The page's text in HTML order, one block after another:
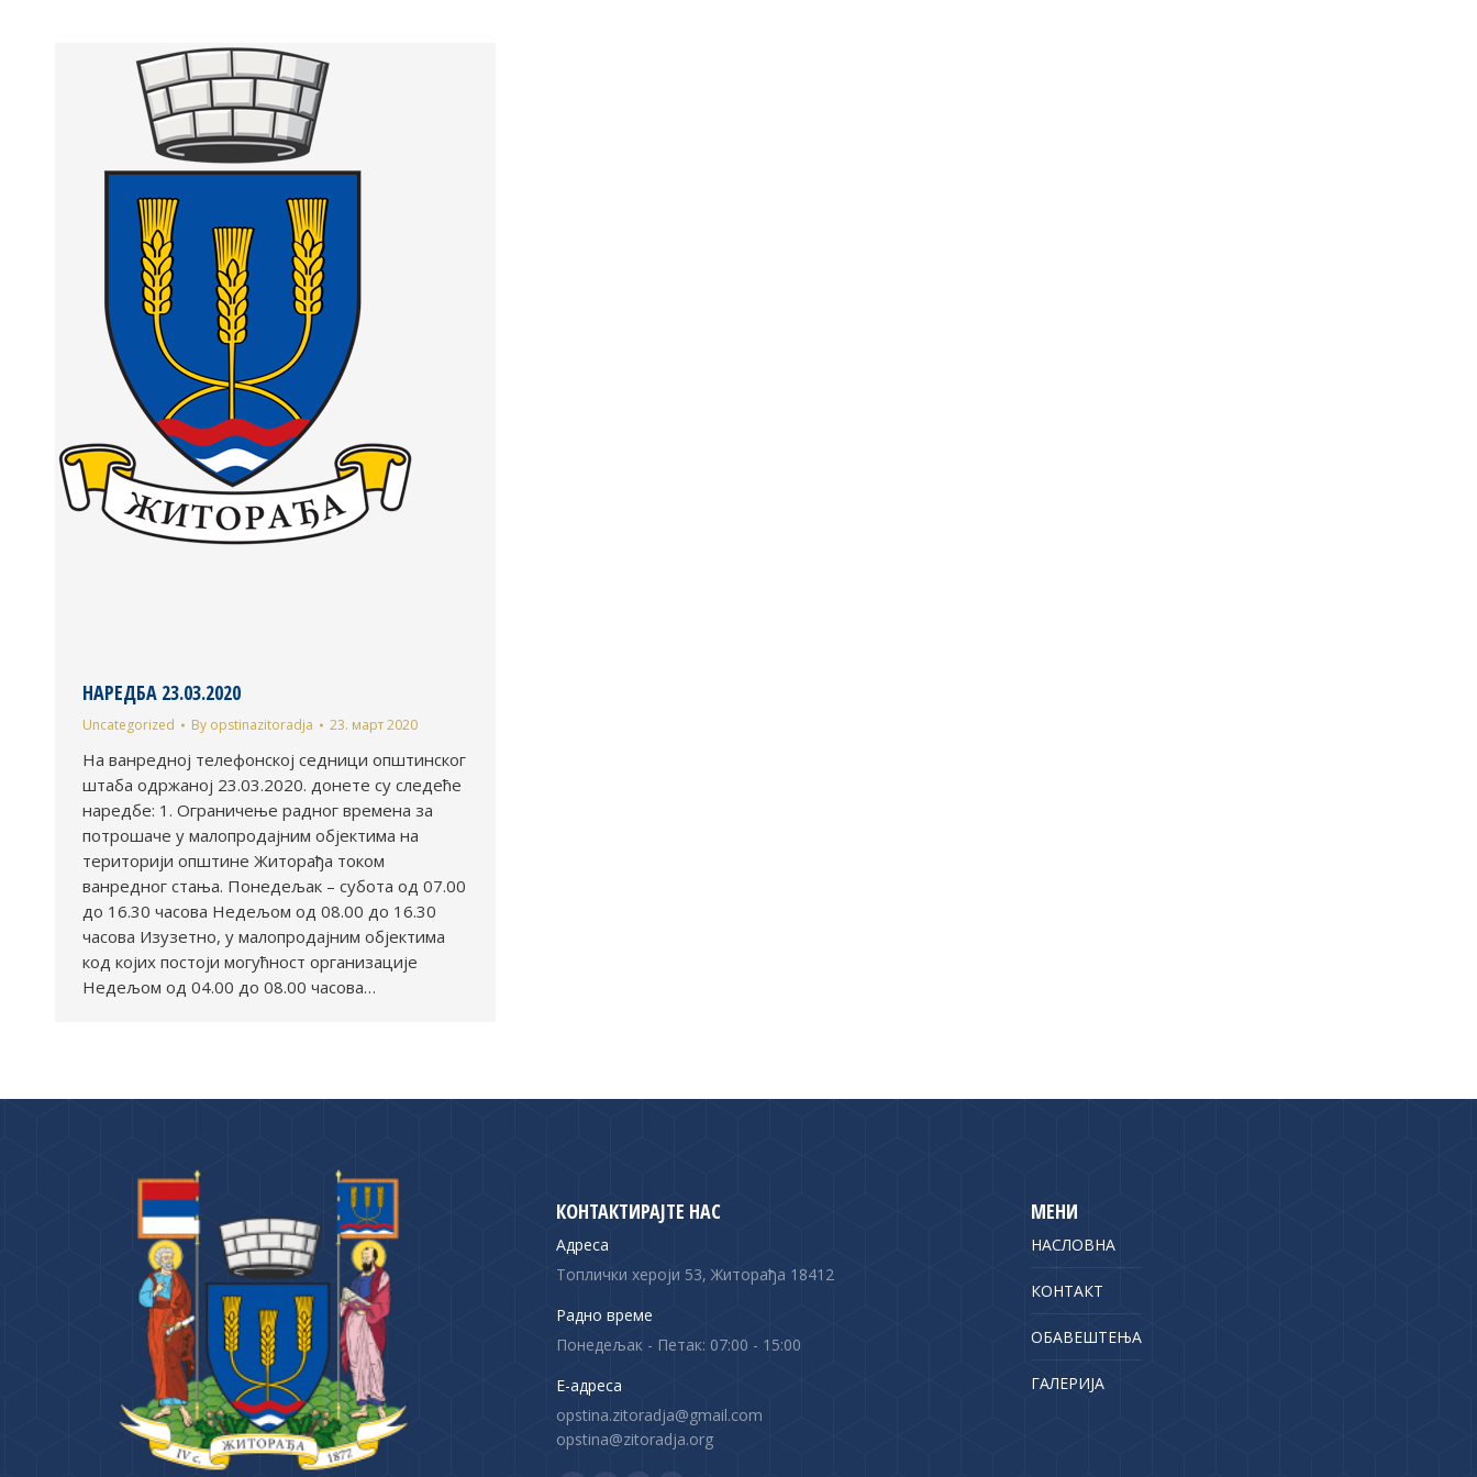
НАРЕДБА 23.03.2020
Uncategorized By opstinazitoradja 23. март 2020
На ванредној телефонској седници општинског
штаба одржаној 23.03.2020. донете су следеће
наредбе: 1. Ограничење радног времена за
потрошаче у малопродајним објектима на
територији општине Житорађа током
ванредног стања. Понедељак – субота од 07.00
до 16.30 часова Недељом од 08.00 до 16.30
часова Изузетно, у малопродајним објектима
код којих постоји могућност организације
Недељом од 04.00 до 08.00 часова…
КОНТАКТИРАЈТЕ НАС
Адреса
Топлички хероји 53, Житорађа 18412
Радно време
Понедељак - Петак: 07:00 - 15:00
Е-адреса
opstina.zitoradja@gmail.com
opstina@zitoradja.org
МЕНИ
НАСЛОВНА
КОНТАКТ
ОБАВЕШТЕЊА
ГАЛЕРИЈА